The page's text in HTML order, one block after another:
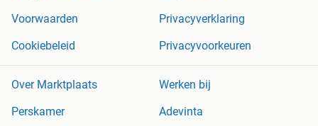
Voorwaarden
Privacyverklaring
Cookiebeleid
Privacyvoorkeuren
Over Marktplaats
Werken bij
Perskamer
Adevinta